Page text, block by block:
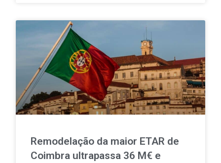
Remodelação da maior ETAR de
Coimbra ultrapassa 36 M€ e